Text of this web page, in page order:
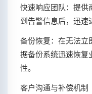
快速响应团队：提
到告警信息后，迅速
备份恢复：在无法立
据备份系统迅速恢复
性。
客户沟通与补偿机制